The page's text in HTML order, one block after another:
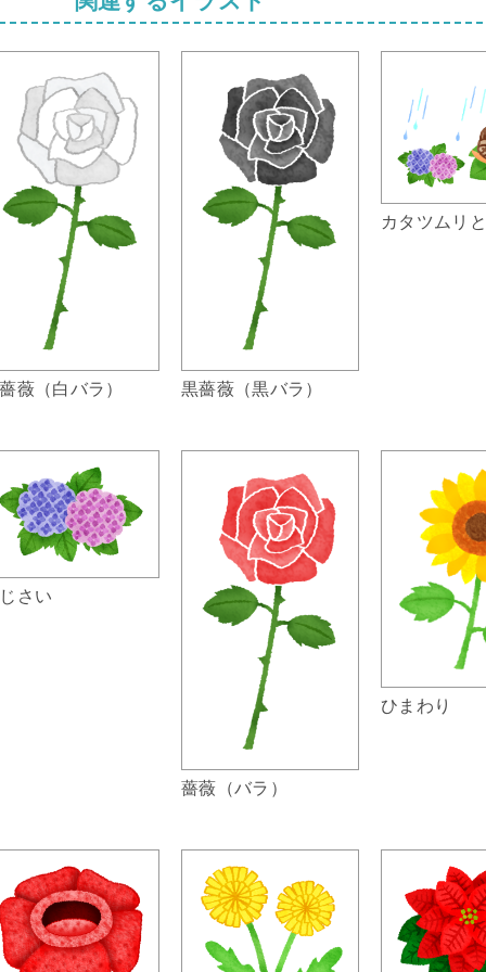
薇（白バラ） 黒薔薇（黒バラ）
カタツムリ
さい
薔薇（バラ）
ひまわり